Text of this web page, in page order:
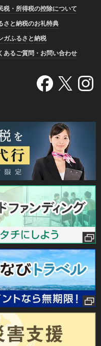
税・所得税の控除について
さと納税のお礼特典
ガふるさと納税
あるご質問・お問い合わせ